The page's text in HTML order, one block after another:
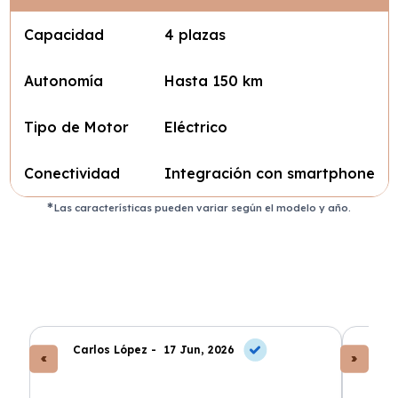
Capacidad 4 plazas
Autonomía Hasta 150 km
Tipo de Motor Eléctrico
Conectividad Integración con smartphone
Las características pueden variar según el modelo y año.
Carlos López - 17 Jun, 2026